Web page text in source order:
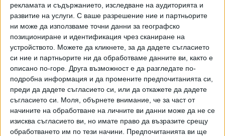
рекламата и съдържанието, изследване на аудиторията и
развитие на услуги. С ваше разрешение ние и партньорите
ни може да използваме точни данни за географско
позициониране и идентификация чрез сканиране на
устройството. Можете да кликнете, за да дадете съгласието
си ние и партньорите ни да обработваме данните ви, както е
описано по-горе. Друга възможност е да разгледате по-
подробна информация и да промените предпочитанията си,
преди да дадете съгласието си, или да откажете да дадете
съгласието си.
Моля, обърнете внимание, че за част от
начините на обработване на личните ви данни може да не се
изисква съгласието ви, но имате право да възразите срещу
обработването им по тези начини. Предпочитанията ви ще
Rafa Nadal vs Carlos Alcaraz:
UNREAL Tennis From Last Hour
of Match! | Indian Wells 2022
Highlights
Nadal and Alcaraz delivered some
insane tennis in the closing stages
of their Indian Wells semi-
final...SUBSCRIBE to our channel
for the best ATP tennis vide...
YouTube
Дори в тази екстремна атмосфера Надал беше
неудържим и въпреки героичните прояви на младия си
сънародник извоюва своята 20-а поредна победа за
2022 г. и се класира за четвъртия си финал от четири
изиграни турнира тази година. Дотук левичарят от
Манакор стана шампион на "АТР 250" в Мелбърн,